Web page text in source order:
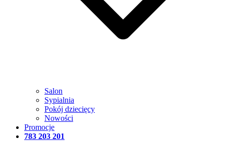
Salon
Sypialnia
Pokój dziecięcy
Nowości
Promocje
783 203 201